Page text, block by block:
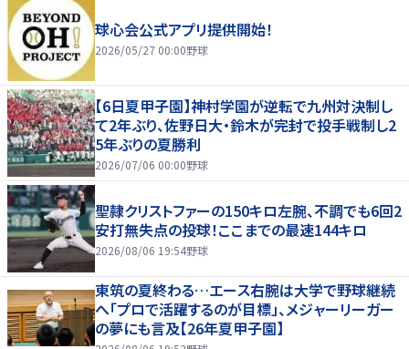
球心会公式アプリ提供開始！
2026/05/27 00:00野球
【6日夏甲子園】神村学園が逆転で九州対決制し
て2年ぶり、佐野日大・鈴木が完封で投手戦制し2
5年ぶりの夏勝利
2026/07/06 00:00野球
聖隷クリストファーの150キロ左腕、不調でも6回2
安打無失点の投球！ここまでの最速144キロ
2026/08/06 19:54野球
東筑の夏終わる…エース右腕は大学で野球継続
へ「プロで活躍するのが目標」、メジャーリーガー
の夢にも言及【26年夏甲子園】